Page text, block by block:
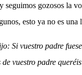
seguimos gozosos la
esto ya no es una
Si vuestro padre
de vuestro padre